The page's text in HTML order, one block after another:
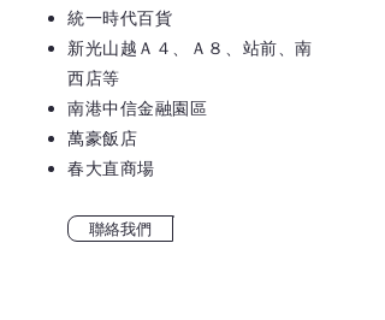
統一時代百貨
新光山越Ａ４、Ａ８、站前、南
西店等
南港中信金融園區
萬豪飯店
春大直商場
聯絡我們